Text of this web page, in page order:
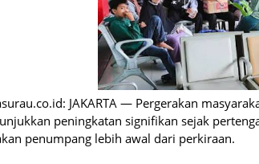
JAKARTA — Pergerakan
peningkatan signifikan sejak
penumpang lebih awal dari perkiraan.